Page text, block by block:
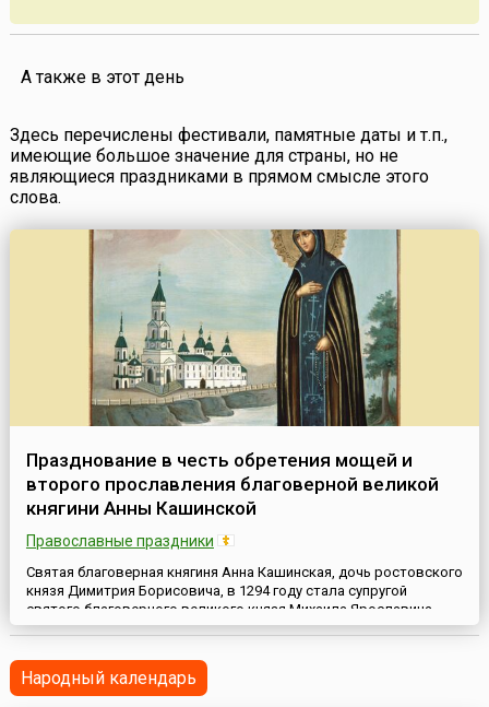
А также в этот день
Здесь перечислены фестивали, памятные даты и т.п.,
имеющие большое значение для страны, но не
являющиеся праздниками в прямом смысле этого
слова.
Празднование в честь обретения мощей и
второго прославления благоверной великой
княгини Анны Кашинской
Православные праздники
Святая благоверная княгиня Анна Кашинская, дочь ростовского
князя Димитрия Борисовича, в 1294 году стала супругой
святого благоверного великого князя Михаила Ярославича
Тверского. После страдальческой кончины мужа Анна
с именем Евфросиния. По просьбе своего сына кашинского
князя Василия Михайловича она перешла на жительство в
Народный календарь